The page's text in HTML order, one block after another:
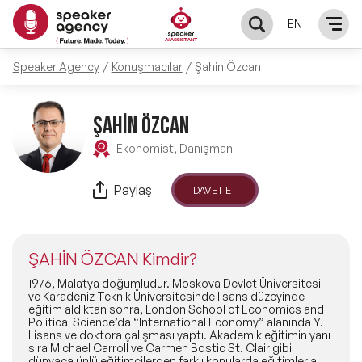
EN
KONUŞMACILAR
Yerel Konuşmacılar
Global Konuşmacılar
Exclusive Konuşmacılar
Tüm Konuşmacılar
KONULAR
Öne Çıkan Konular
Ünlü Konuşmacılar
İlham Veren Konuşmacılar
İlham Veren Kadın Konuşmacılar
ÇÖZÜMLER
Master Class Workshop
Akış Sunumu & Moderasyon
HAKKIMIZDA
Biz Kimiz?
BLOG
Speaker Agency Konuşmacılar Şahin Özcan
ŞAHİN ÖZCAN
Ekonomist, Danışman
Paylaş DAVET ET
ŞAHİN ÖZCAN Kimdir?
1976, Malatya doğumludur. Moskova Devlet Üniversitesi
ve Karadeniz Teknik Üniversitesinde lisans düzeyinde
eğitim aldıktan sonra, London School of Economics and
Political Science’da “International Economy” alanında Y.
Lisans ve doktora çalışması yaptı. Akademik eğitimin yanı
sıra Michael Carroll ve Carmen Bostic St. Clair gibi